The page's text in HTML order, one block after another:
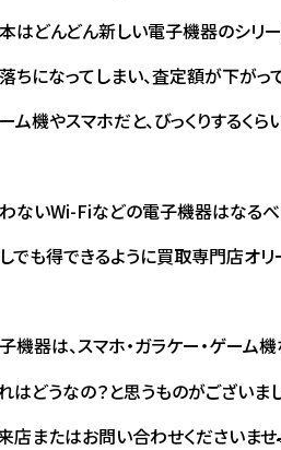
はどんどん新しい電子機器のシリー
ちになってしまい、査定額が下が
ム機やスマホだと、びっくりするく
ないWi-Fiなどの電子機器はなるべ
でも得できるように買取専門店オ
機器は、スマホ・ガラケー・ゲー
はどうなの？と思うものがござい
店またはお問い合わせくださいま